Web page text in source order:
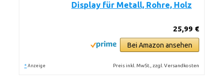
Display für Metall, Rohre, Holz
25,99 €
Bei Amazon ansehen
* Anzeige Preis inkl. MwSt., zzgl. Versandkosten